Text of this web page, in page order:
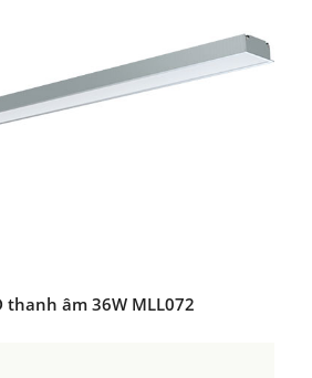
thanh âm 36W MLL072